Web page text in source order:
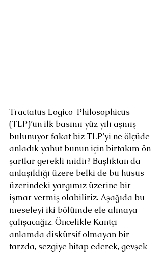
Tractatus Logico-Philosophicus
(TLP)’un ilk basımı yüz yılı aşmış
bulunuyor fakat biz TLP’yi ne ölçüde
anladık yahut bunun için birtakım ön
şartlar gerekli midir? Başlıktan da
anlaşıldığı üzere belki de bu husus
üzerindeki yargımız üzerine bir
işmar vermiş olabiliriz. Aşağıda bu
meseleyi iki bölümde ele almaya
çalışacağız. Öncelikle Kantçı
anlamda diskürsif olmayan bir
tarzda, sezgiye hitap ederek, gevşek